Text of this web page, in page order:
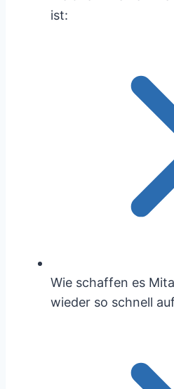
ist:
Wie schaffen es
wieder so schnell